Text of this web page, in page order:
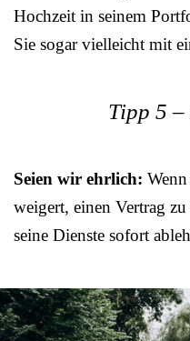
Hochzeit in seinem
Sie sogar vielleicht mit
Tipp 5
Seien wir ehrlich:
weigert, einen Vertrag
seine Dienste sofort